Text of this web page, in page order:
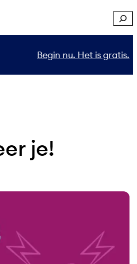
Begin nu. Het is gratis.
je!